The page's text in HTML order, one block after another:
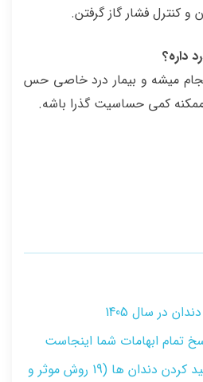
کنترل فشار گاز گرفتن.
داره؟
میشه و بیمار درد خاصی حس
کمی حساسیت گذرا باشه.
در سال 1405
سریع ترین روش های سفید کردن دندان ها (19 روش موثر و